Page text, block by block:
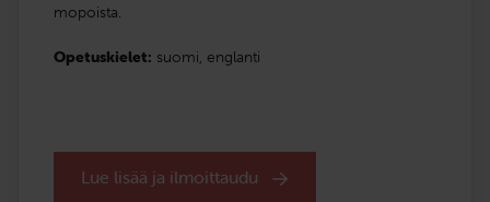
mopoista.
Opetuskielet: suomi, englanti
Lue lisää ja ilmoittaudu